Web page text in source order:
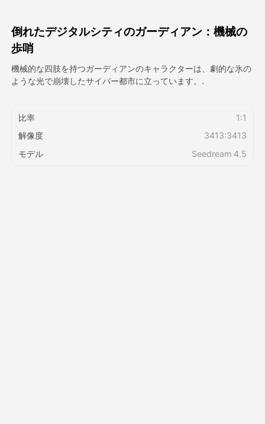
ギャラリー
価格
倒れたデジタルシティのガーディアン：機械の
歩哨
機械的な四肢を持つガーディアンのキャラクターは、劇的な氷の
ような光で崩壊したサイバー都市に立っています。.
比率
1:1
解像度
3413:3413
モデル
Seedream 4.5